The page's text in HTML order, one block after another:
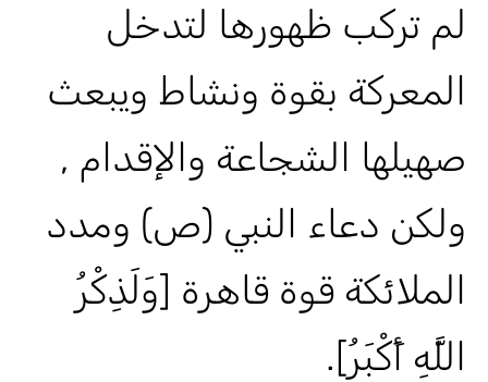
لم تركب ظهورها لتدخل
المعركة بقوة ونشاط ويبعث
صهيلها الشجاعة والإقدام ,
ولكن دعاء النبي (ص) ومدد
الملائكة قوة قاهرة [وَلَذِكْرُ
اللَّهِ أَكْبَرُ].